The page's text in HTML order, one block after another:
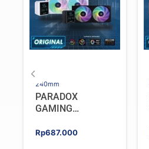
240mm
PARADOX
GAMING
ELIXIR 240 – AIO
Rp687.000